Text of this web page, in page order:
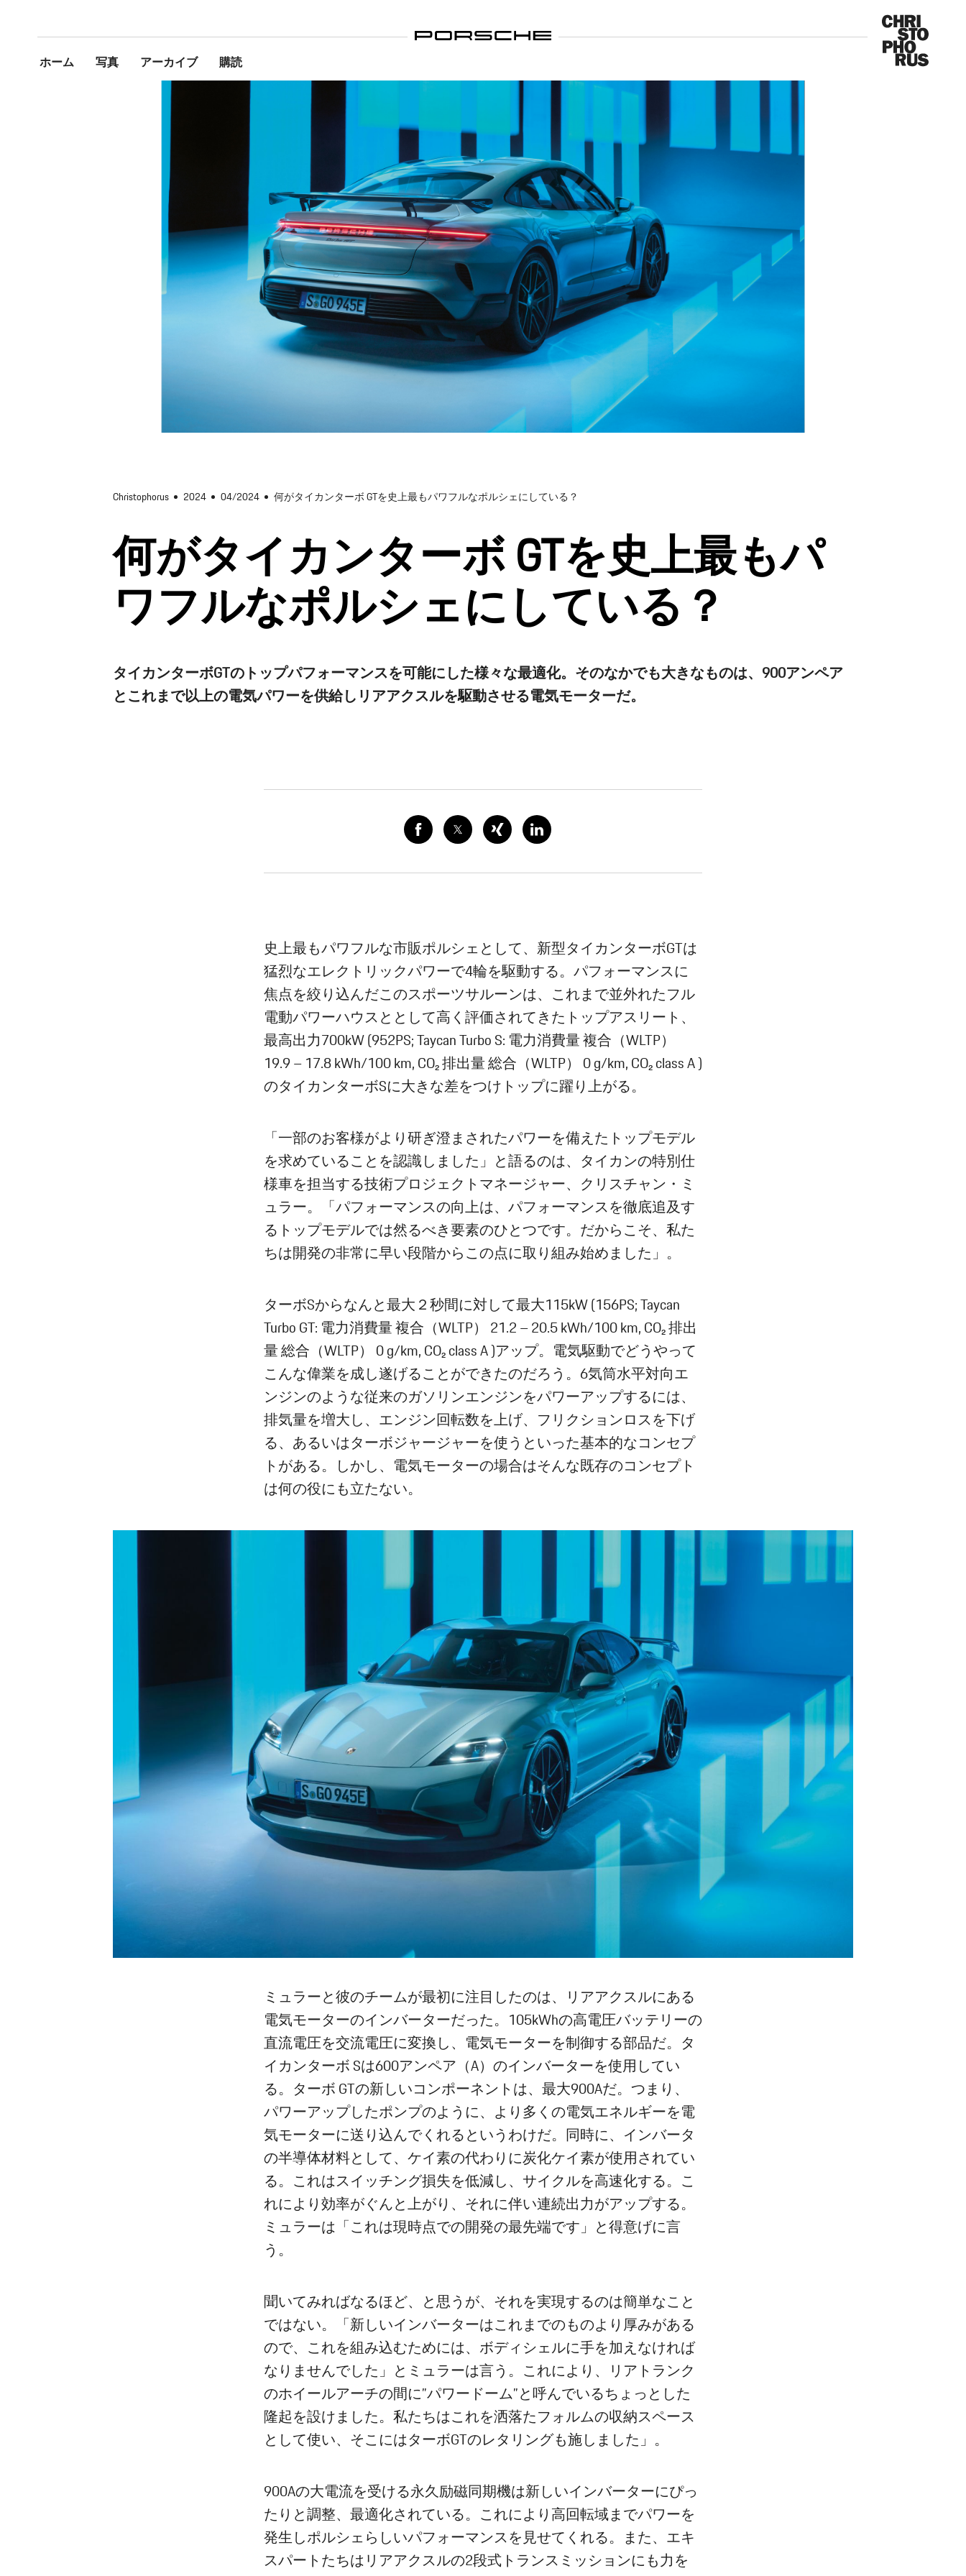
ホーム 写真 アーカイブ 購読
Christophorus 2024 04/2024 何がタイカンターボ GTを史上最もパワフルなポルシェにしている？
何がタイカンターボ GTを史上最もパ
ワフルなポルシェにしている？
タイカンターボGTのトップパフォーマンスを可能にした様々な最適化。そのなかでも大きなものは、900アンペア
とこれまで以上の電気パワーを供給しリアアクスルを駆動させる電気モーターだ。
史上最もパワフルな市販ポルシェとして、新型タイカンターボGTは
猛烈なエレクトリックパワーで4輪を駆動する。パフォーマンスに
焦点を絞り込んだこのスポーツサルーンは、これまで並外れたフル
電動パワーハウスととして高く評価されてきたトップアスリート、
最高出力700kW (952PS; Taycan Turbo S: 電力消費量 複合（WLTP）
19.9 – 17.8 kWh/100 km, CO₂ 排出量 総合（WLTP） 0 g/km, CO₂ class A )
のタイカンターボSに大きな差をつけトップに躍り上がる。
「一部のお客様がより研ぎ澄まされたパワーを備えたトップモデル
を求めていることを認識しました」と語るのは、タイカンの特別仕
様車を担当する技術プロジェクトマネージャー、クリスチャン・ミ
ュラー。「パフォーマンスの向上は、パフォーマンスを徹底追及す
るトップモデルでは然るべき要素のひとつです。だからこそ、私た
ちは開発の非常に早い段階からこの点に取り組み始めました」。
ターボSからなんと最大２秒間に対して最大115kW (156PS; Taycan
Turbo GT: 電力消費量 複合（WLTP） 21.2 – 20.5 kWh/100 km, CO₂ 排出
量 総合（WLTP） 0 g/km, CO₂ class A )アップ。電気駆動でどうやって
こんな偉業を成し遂げることができたのだろう。6気筒水平対向エ
ンジンのような従来のガソリンエンジンをパワーアップするには、
排気量を増大し、エンジン回転数を上げ、フリクションロスを下げ
る、あるいはターボジャージャーを使うといった基本的なコンセプ
トがある。しかし、電気モーターの場合はそんな既存のコンセプト
は何の役にも立たない。
ミュラーと彼のチームが最初に注目したのは、リアアクスルにある
電気モーターのインバーターだった。105kWhの高電圧バッテリーの
直流電圧を交流電圧に変換し、電気モーターを制御する部品だ。タ
イカンターボ Sは600アンペア（A）のインバーターを使用してい
る。ターボ GTの新しいコンポーネントは、最大900Aだ。つまり、
パワーアップしたポンプのように、より多くの電気エネルギーを電
気モーターに送り込んでくれるというわけだ。同時に、インバータ
の半導体材料として、ケイ素の代わりに炭化ケイ素が使用されてい
る。これはスイッチング損失を低減し、サイクルを高速化する。こ
れにより効率がぐんと上がり、それに伴い連続出力がアップする。
ミュラーは「これは現時点での開発の最先端です」と得意げに言
う。
聞いてみればなるほど、と思うが、それを実現するのは簡単なこと
ではない。「新しいインバーターはこれまでのものより厚みがある
ので、これを組み込むためには、ボディシェルに手を加えなければ
なりませんでした」とミュラーは言う。これにより、リアトランク
のホイールアーチの間に”パワードーム”と呼んでいるちょっとした
隆起を設けました。私たちはこれを洒落たフォルムの収納スペース
として使い、そこにはターボGTのレタリングも施しました」。
900Aの大電流を受ける永久励磁同期機は新しいインバーターにぴっ
たりと調整、最適化されている。これにより高回転域までパワーを
発生しポルシェらしいパフォーマンスを見せてくれる。また、エキ
スパートたちはリアアクスルの2段式トランスミッションにも力を